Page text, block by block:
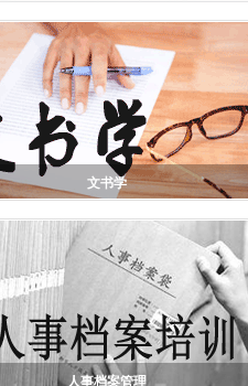
文书学
人事档案管理